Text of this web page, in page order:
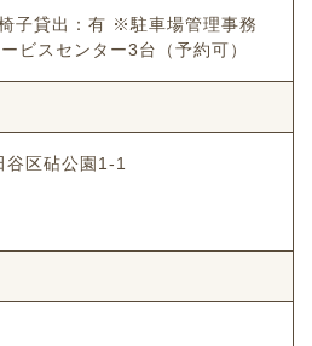
子貸出：有 ※駐車場管理事務
ビスセンター3台（予約可）
区砧公園1‐1